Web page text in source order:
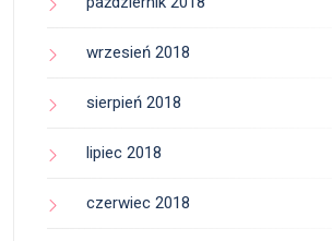
wrzesień 2018
sierpień 2018
lipiec 2018
czerwiec 2018